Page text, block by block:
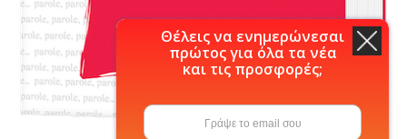
Θέλεις να ενημερώνεσαι
πρώτος για όλα τα νέα
και τις προσφορές;